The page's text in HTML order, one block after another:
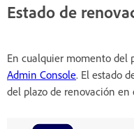
Estado de
En cualquier momento del
Admin Console. El estado
del plazo de renovación en